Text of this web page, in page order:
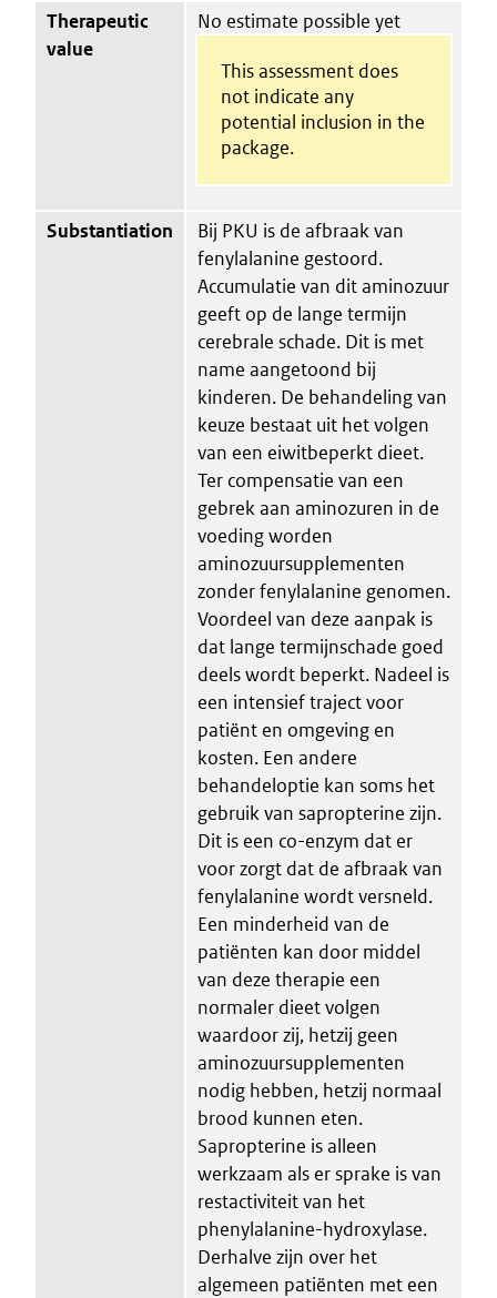
Therapeutic
value
No estimate possible yet
This assessment does
not indicate any
potential inclusion in the
package.
Substantiation
Bij PKU is de afbraak van
fenylalanine gestoord.
Accumulatie van dit aminozuur
geeft op de lange termijn
cerebrale schade. Dit is met
name aangetoond bij
kinderen. De behandeling van
keuze bestaat uit het volgen
van een eiwitbeperkt dieet.
Ter compensatie van een
gebrek aan aminozuren in de
voeding worden
aminozuursupplementen
zonder fenylalanine genomen.
Voordeel van deze aanpak is
dat lange termijnschade goed
deels wordt beperkt. Nadeel is
een intensief traject voor
patiënt en omgeving en
kosten. Een andere
behandeloptie kan soms het
gebruik van sapropterine zijn.
Dit is een co-enzym dat er
voor zorgt dat de afbraak van
fenylalanine wordt versneld.
Een minderheid van de
patiënten kan door middel
van deze therapie een
normaler dieet volgen
waardoor zij, hetzij geen
aminozuursupplementen
nodig hebben, hetzij normaal
brood kunnen eten.
Sapropterine is alleen
werkzaam als er sprake is van
restactiviteit van het
phenylalanine-hydroxylase.
Derhalve zijn over het
algemeen patiënten met een